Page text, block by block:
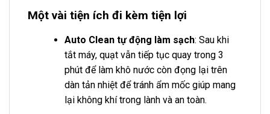
Một vài tiện ích đi kèm tiện lợi
Auto Clean tự động làm sạch: Sau khi
tắt máy, quạt vẫn tiếp tục quay trong 3
phút để làm khô nước còn đọng lại trên
dàn tản nhiệt để tránh ẩm mốc giúp mang
lại không khí trong lành và an toàn.